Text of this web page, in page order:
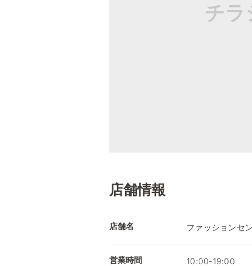
チラ
店舗情報
店舗名 ファッションセ
営業時間 10:00-19:00